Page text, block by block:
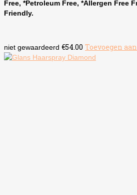
Free, *Petroleum Free, *Allergen Free
Friendly.
niet gewaardeerd €54.00 Toevoegen